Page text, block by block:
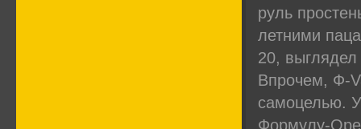
руль
летними
20, выглядел
Впрочем, Ф-
самоцелью.
Формулу-